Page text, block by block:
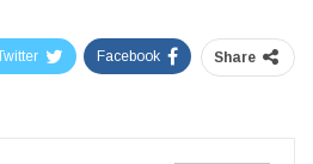
Share
Facebook